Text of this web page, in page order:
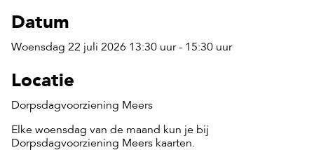
Datum
Woensdag 22 juli 2026 13:30 uur - 15:30 uur
Locatie
Dorpsdagvoorziening Meers
Elke woensdag van de maand kun je bij
Dorpsdagvoorziening Meers kaarten.